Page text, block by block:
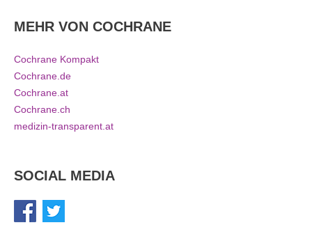
MEHR VON COCHRANE
Cochrane Kompakt
Cochrane.de
Cochrane.at
Cochrane.ch
medizin-transparent.at
SOCIAL MEDIA